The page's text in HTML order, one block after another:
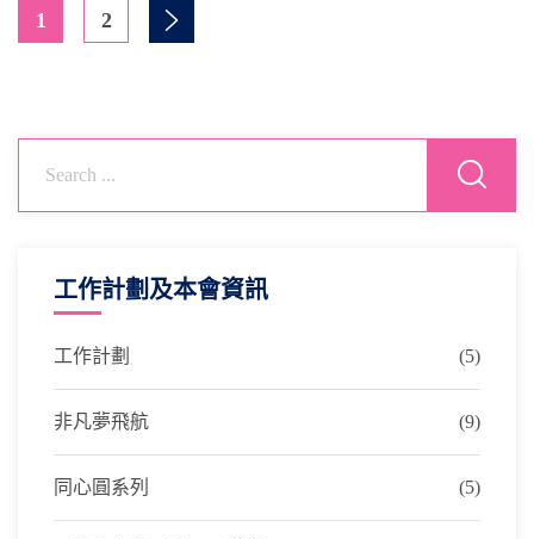
1 2
工作計劃及本會資訊
工作計劃 (5)
非凡夢飛航 (9)
同心圓系列 (5)